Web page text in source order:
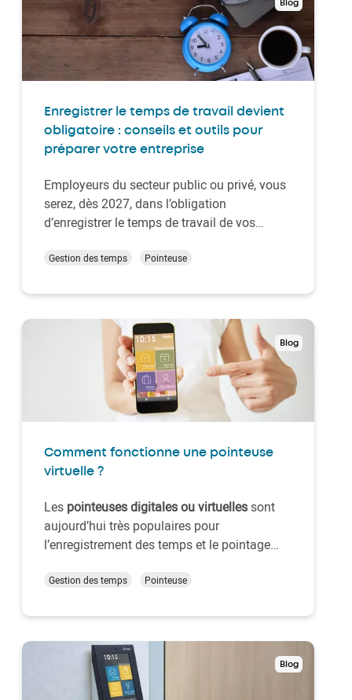
Blog
Enregistrer le temps de travail devient
obligatoire : conseils et outils pour
préparer votre entreprise
Employeurs du secteur public ou privé, vous
serez, dès 2027, dans l’obligation
d’enregistrer le temps de travail de vos
fédéral belge est tombée, en marge de
Une thématique sur la table depuis plusieurs
années se c…
Gestion des temps Pointeuse
Blog
Comment fonctionne une pointeuse
virtuelle ?
Les pointeuses digitales ou virtuellessont
aujourd’hui très populaires pour
l’enregistrement des temps et le pointage
plus besoin de terminal physique et les
présence depuis n’importe quel appareil.
C’est particulièremen…
Gestion des temps Pointeuse
Blog